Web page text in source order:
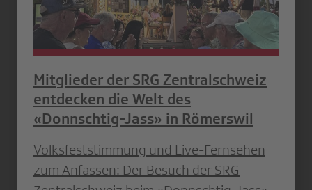
Mitglieder der SRG Zentralschweiz
entdecken die Welt des
«Donnschtig-Jass» in Römerswil
Volksfeststimmung und Live-Fernsehen
zum Anfassen: Der Besuch der SRG